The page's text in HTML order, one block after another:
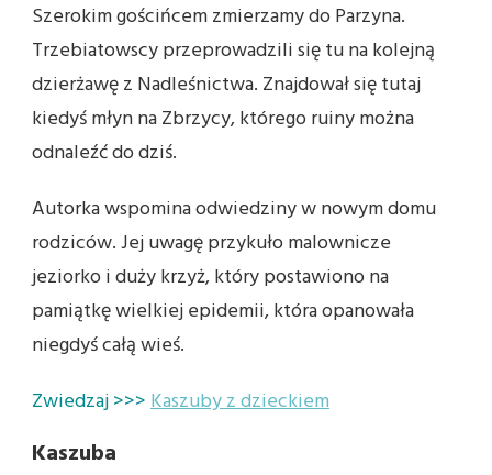
Szerokim gościńcem zmierzamy do Parzyna.
Trzebiatowscy przeprowadzili się tu na kolejną
dzierżawę z Nadleśnictwa. Znajdował się tutaj
kiedyś młyn na Zbrzycy, którego ruiny można
odnaleźć do dziś.
Autorka wspomina odwiedziny w nowym domu
rodziców. Jej uwagę przykuło malownicze
jeziorko i duży krzyż, który postawiono na
pamiątkę wielkiej epidemii, która opanowała
niegdyś całą wieś.
Zwiedzaj >>>Kaszuby z dzieckiem
Kaszuba